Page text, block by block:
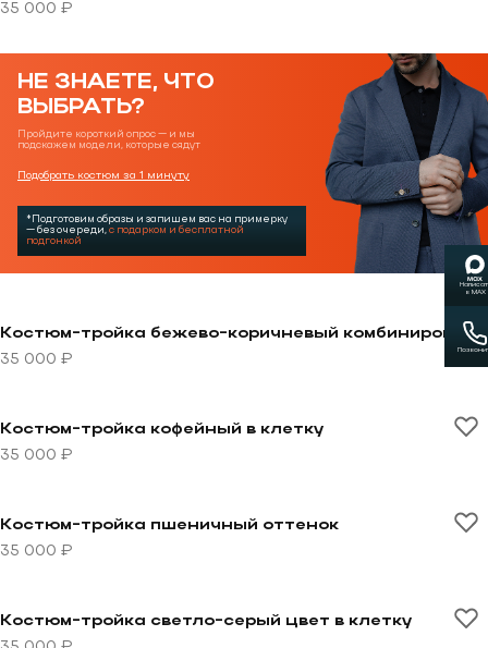
35 000 ₽
НЕ ЗНАЕТЕ, ЧТО
ВЫБРАТЬ?
Пройдите короткий опрос — и мы
подскажем модели, которые сядут
Подобрать костюм за 1 минуту
*Подготовим образы и запишем вас на примерку
— без очереди, с подарком и бесплатной
подгонкой
Перейти к товару Костюм-тройка бежево-
Костюм-тройка бежево-коричневый комбинированный
35 000 ₽
Перейти к товару Костюм-тройка кофейный в клетку
Костюм-тройка кофейный в клетку
35 000 ₽
Перейти к товару Костюм-тройка пшеничный
Костюм-тройка пшеничный оттенок
35 000 ₽
Перейти к товару Костюм-тройка светло-серый цвет
Костюм-тройка светло-серый цвет в клетку
в MAX